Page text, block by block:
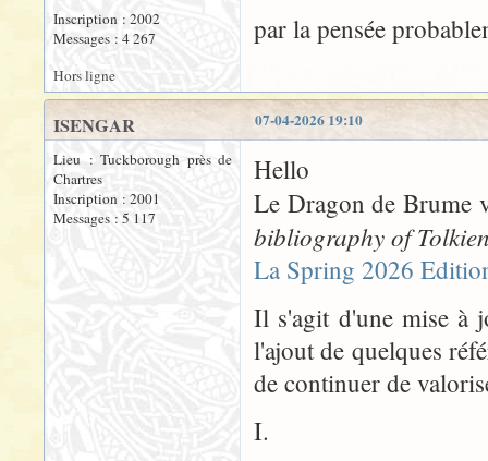
Inscription : 2002
Messages : 4 267
par la pensée
Hors ligne
07-04-2026 19:10
ISENGAR
Lieu : Tuckborough près de
Chartres
Inscription : 2001
Messages : 5 117
Hello
Le Dragon de Brume
bibliography of
La Spring 2026
Il s'agit d'une mise à
l'ajout de quelques
de continuer de
I.